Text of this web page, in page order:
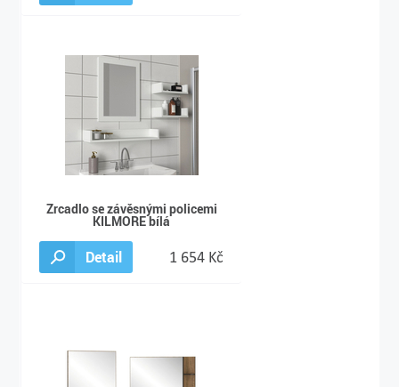
Zrcadlo se závěsnými policemi
KILMORE bílá
Detail 1 654 Kč